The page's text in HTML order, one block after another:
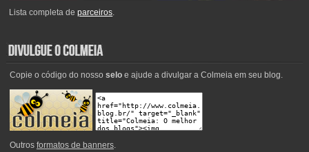
Lista completa deparceiros.
Copie o código do nosso seloe ajude a divulgar a Colmeia em seu blog.
Outros formatos de banners.